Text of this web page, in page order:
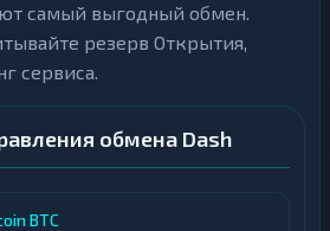
самый выгодный обмен.
резерв Открытия,
сервиса.
обмена Dash
BTC